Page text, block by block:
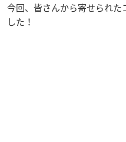
今回、皆さんから寄せられ
した！